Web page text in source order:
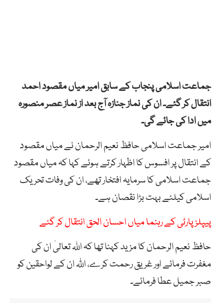
جماعت اسلامی پنجاب کے سابق امیر میاں مقصود احمد
انتقال کر گئے۔ ان کی نماز جنازہ آج بعد از نماز عصر منصورہ
میں ادا کی جائے گی۔
امیر جماعت اسلامی حافظ نعیم الرحمان نے میاں مقصود
کے انتقال پر افسوس کا اظہار کرتے ہوئے کہا کہ میاں مقصود
جماعت اسلامی کا سرمایہ افتخار تھے، ان کی وفات تحریک
اسلامی کیلئے بہت بڑا نقصان ہے۔
پیپلز پارٹی کے رہنما میاں احسان الحق انتقال کر گئے
حافظ نعیم الرحمان کا مزید کہنا تھا کہ اللہ تعالیٰ ان کی
مغفرت فرمائے اور غریق رحمت کرے، اللّٰہ ان کے لواحقین کو
صبر جمیل عطا فرمائے۔